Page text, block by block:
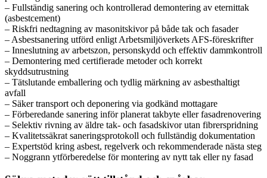
– Fullständig sanering och kontrollerad demontering av eternittak
(asbestcement)
– Riskfri nedtagning av masonitskivor på både tak och fasader
– Asbestsanering utförd enligt Arbetsmiljöverkets AFS-föreskrifter
– Inneslutning av arbetszon, personskydd och effektiv dammkontroll
– Demontering med certifierade metoder och korrekt
skyddsutrustning
– Tätslutande emballering och tydlig märkning av asbesthaltigt
avfall
– Säker transport och deponering via godkänd mottagare
– Förberedande sanering inför planerat takbyte eller fasadrenovering
– Selektiv rivning av äldre tak- och fasadskivor utan fibrerspridning
– Kvalitetssäkrat saneringsprotokoll och fullständig dokumentation
– Expertstöd kring asbest, regelverk och rekommenderade nästa steg
– Noggrann ytförberedelse för montering av nytt tak eller ny fasad